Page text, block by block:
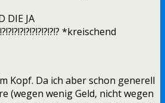
DIE JA
*kreischend
Kopf. Da ich aber schon generell
(wegen wenig Geld, nicht wegen